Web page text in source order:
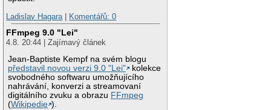
Ladislav Hagara| Komentářů: 0
FFmpeg 9.0 "Lei"
4.8. 20:44 | Zajímavý článek
Jean-Baptiste Kempf na svém blogu
představil novou verzi 9.0 "Lei"
kolekce
svobodného softwaru umožňujícího
nahrávání, konverzi a streamovaní
digitálního zvuku a obrazu FFmpeg
(Wikipedie ).